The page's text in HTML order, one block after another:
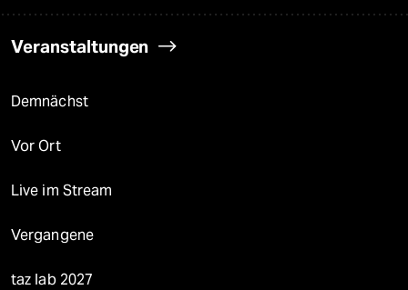
Veranstaltungen
Demnächst
Vor Ort
Live im Stream
Vergangene
taz lab 2027